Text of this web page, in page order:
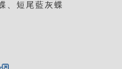
、短尾藍灰蝶